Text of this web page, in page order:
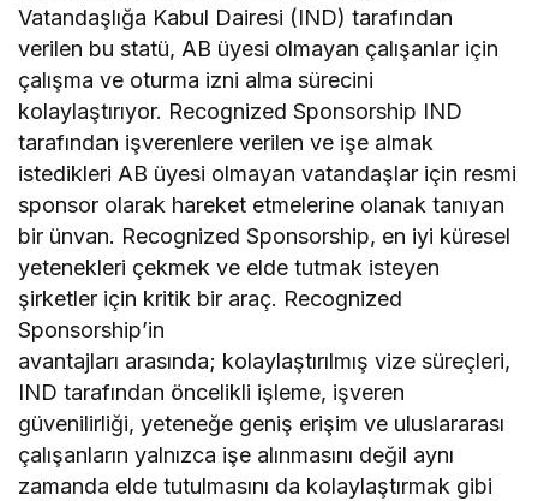
Vatandaşlığa Kabul Dairesi (IND) tarafından
verilen bu statü, AB üyesi olmayan çalışanlar için
çalışma ve oturma izni alma sürecini
kolaylaştırıyor. Recognized Sponsorship IND
tarafından işverenlere verilen ve işe almak
istedikleri AB üyesi olmayan vatandaşlar için resmi
sponsor olarak hareket etmelerine olanak tanıyan
bir ünvan. Recognized Sponsorship, en iyi küresel
yetenekleri çekmek ve elde tutmak isteyen
şirketler için kritik bir araç. Recognized
Sponsorship’in
avantajları arasında; kolaylaştırılmış vize süreçleri,
IND tarafından öncelikli işleme, işveren
güvenilirliği, yeteneğe geniş erişim ve uluslararası
çalışanların yalnızca işe alınmasını değil aynı
zamanda elde tutulmasını da kolaylaştırmak gibi